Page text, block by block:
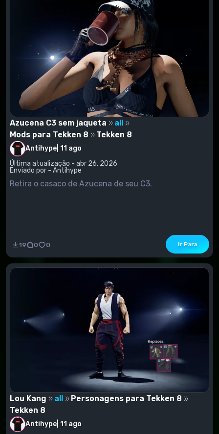
Azucena C3 sem jaqueta
all
Mods para Tekken 8
Tekken 8
Antihype 11 ago
Última atualização - abr 26, 2026
Enviado por - Antihype
Retira o casaco de Azucena de seu C3.
19 0 0 Ir Para
Lou Kang all
Personagens para Tekken 8
Tekken 8
Antihype 11 ago